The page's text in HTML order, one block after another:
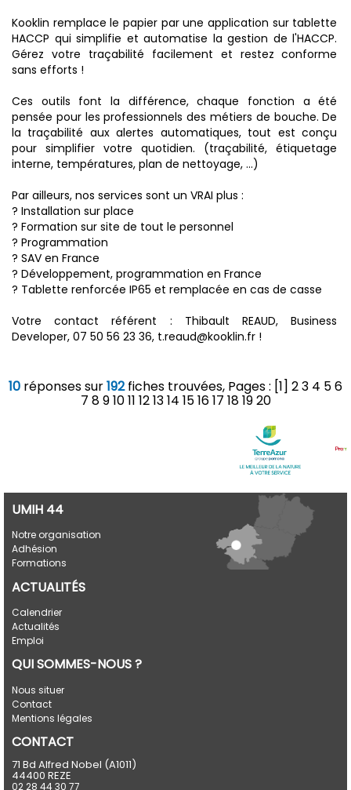
Kooklin remplace le papier par une application sur tablette
HACCP qui simplifie et automatise la gestion de l'HACCP.
Gérez votre traçabilité facilement et restez conforme
sans efforts !
Ces outils font la différence, chaque fonction a été
pensée pour les professionnels des métiers de bouche. De
la traçabilité aux alertes automatiques, tout est conçu
pour simplifier votre quotidien. (traçabilité, étiquetage
interne, températures, plan de nettoyage, …)
Par ailleurs, nos services sont un VRAI plus :
? Installation sur place
? Formation sur site de tout le personnel
? Programmation
? SAV en France
? Développement, programmation en France
? Tablette renforcée IP65 et remplacée en cas de casse
Votre contact référent : Thibault REAUD, Business
Developer, 07 50 56 23 36, t.reaud@kooklin.fr !
10 réponses sur192fiches trouvées, Pages : [1] 23 4 56
7 891011 121314 151617 181920
UMIH 44
Notre organisation
Adhésion
Formations
ACTUALITÉS
Calendrier
Actualités
Emploi
QUI SOMMES-NOUS ?
Nous situer
Contact
Mentions légales
CONTACT
71 Bd Alfred Nobel (A1011)
44400 REZE
02 28 44 30 77